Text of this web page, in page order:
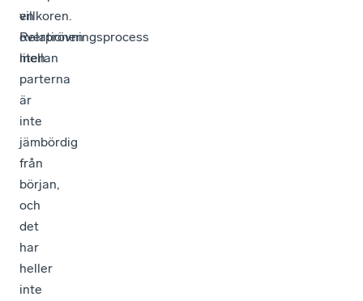
villkoren.
Relationen
mellan
parterna
är
inte
jämbördig
från
början,
och
det
har
heller
inte
en
överprövningsprocess
liten.